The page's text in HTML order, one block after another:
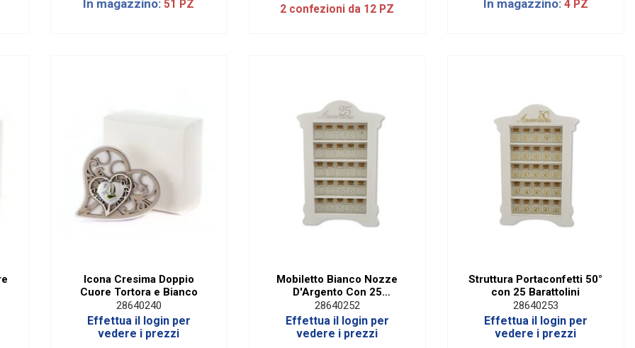
In magazzino: 51 PZ 2 confezioni da 12 PZ In magazzino: 4 PZ
Icona Cresima Doppio
Cuore Tortora e Bianco
28640240
Effettua il login per
vedere i prezzi
Mobiletto Bianco Nozze
D'Argento Con 25
Barattolini
28640252
Effettua il login per
vedere i prezzi
Struttura Portaconfetti 50°
con 25 Barattolini
28640253
Effettua il login per
vedere i prezzi